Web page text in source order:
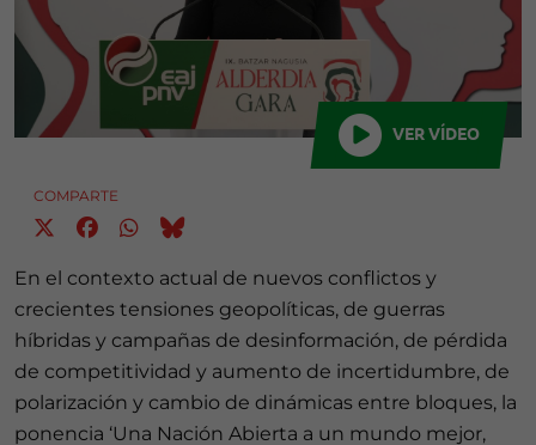
VER VÍDEO
COMPARTE
En el contexto actual de nuevos conflictos y
crecientes tensiones geopolíticas, de guerras
híbridas y campañas de desinformación, de pérdida
de competitividad y aumento de incertidumbre, de
polarización y cambio de dinámicas entre bloques, la
ponencia ‘Una Nación Abierta a un mundo mejor,